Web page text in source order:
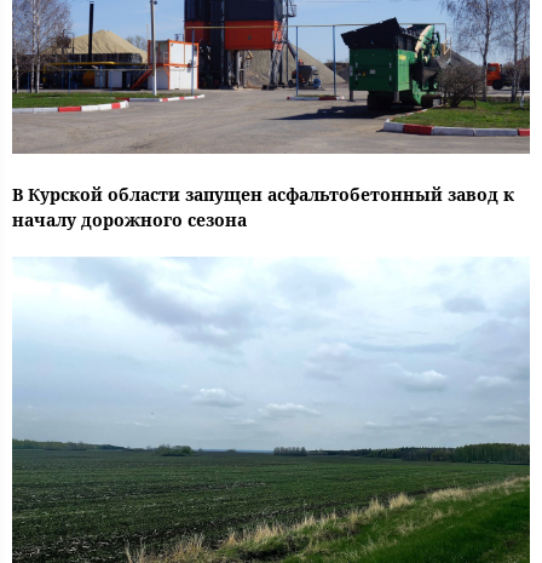
В Курской области запущен асфальтобетонный завод к
началу дорожного сезона